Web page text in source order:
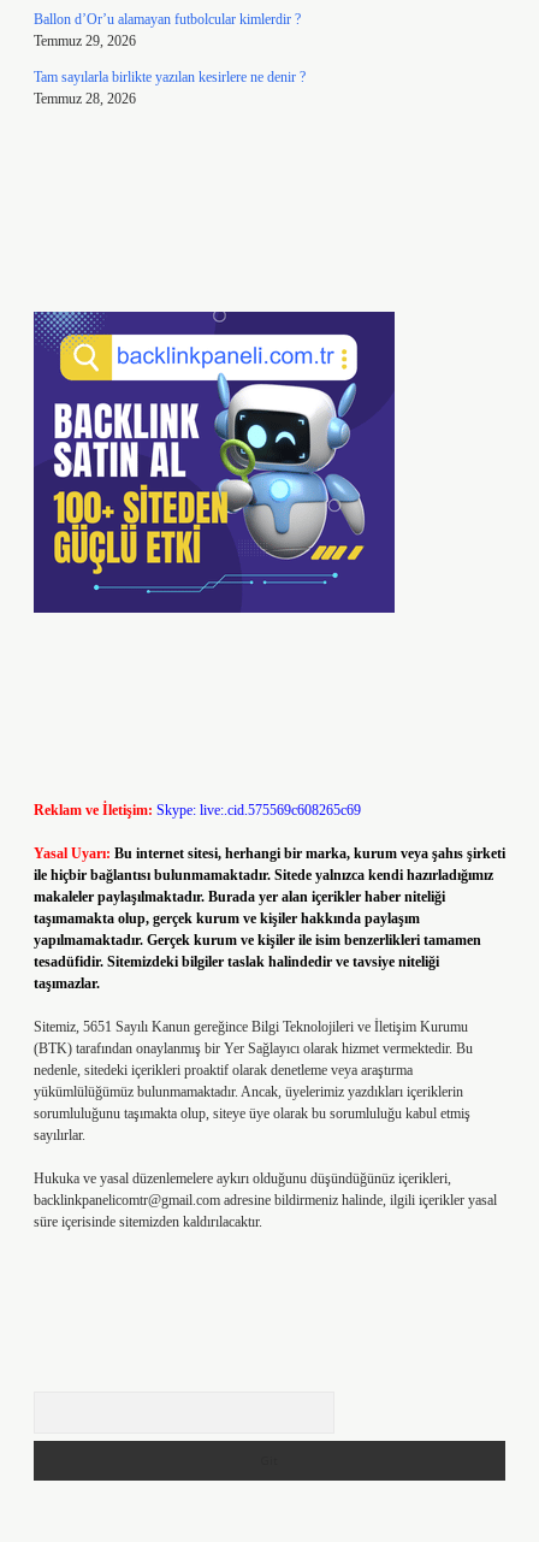
Ballon d’Or’u alamayan futbolcular kimlerdir ?
Temmuz 29, 2026
Tam sayılarla birlikte yazılan kesirlere ne denir ?
Temmuz 28, 2026
Reklam ve İletişim: Skype: live:.cid.575569c608265c69
Yasal Uyarı: Bu internet sitesi, herhangi bir marka, kurum veya şahıs şirketi
ile hiçbir bağlantısı bulunmamaktadır. Sitede yalnızca kendi hazırladığımız
makaleler paylaşılmaktadır. Burada yer alan içerikler haber niteliği
taşımamakta olup, gerçek kurum ve kişiler hakkında paylaşım
yapılmamaktadır. Gerçek kurum ve kişiler ile isim benzerlikleri tamamen
tesadüfidir. Sitemizdeki bilgiler taslak halindedir ve tavsiye niteliği
taşımazlar.
Sitemiz, 5651 Sayılı Kanun gereğince Bilgi Teknolojileri ve İletişim Kurumu
(BTK) tarafından onaylanmış bir Yer Sağlayıcı olarak hizmet vermektedir. Bu
nedenle, sitedeki içerikleri proaktif olarak denetleme veya araştırma
yükümlülüğümüz bulunmamaktadır. Ancak, üyelerimiz yazdıkları içeriklerin
sorumluluğunu taşımakta olup, siteye üye olarak bu sorumluluğu kabul etmiş
sayılırlar.
Hukuka ve yasal düzenlemelere aykırı olduğunu düşündüğünüz içerikleri,
backlinkpanelicomtr@gmail.com adresine bildirmeniz halinde, ilgili içerikler yasal
süre içerisinde sitemizden kaldırılacaktır.